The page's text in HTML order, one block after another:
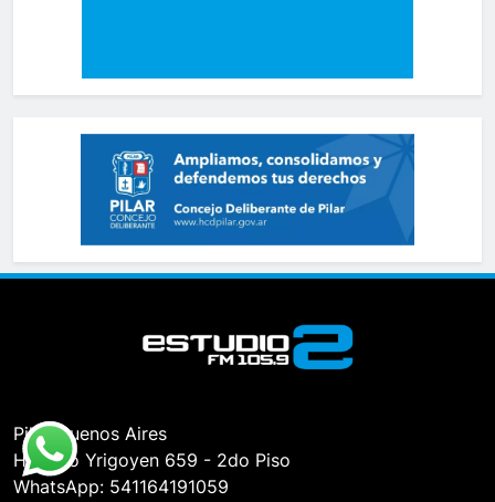
Pilar, Buenos Aires
Hipólito Yrigoyen 659 - 2do Piso
WhatsApp: 541164191059